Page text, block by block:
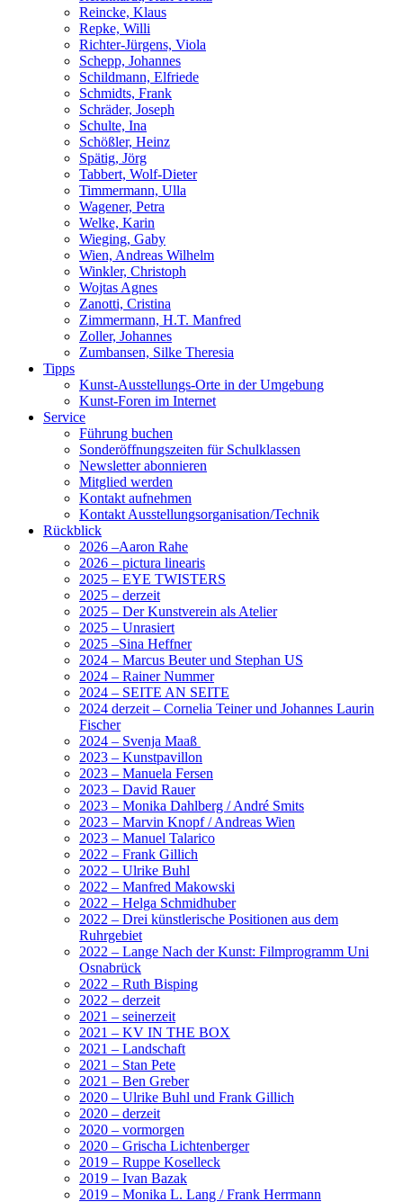
Reincke, Klaus
Repke, Willi
Richter-Jürgens, Viola
Schepp, Johannes
Schildmann, Elfriede
Schmidts, Frank
Schräder, Joseph
Schulte, Ina
Schößler, Heinz
Spätig, Jörg
Tabbert, Wolf-Dieter
Timmermann, Ulla
Wagener, Petra
Welke, Karin
Wieging, Gaby
Wien, Andreas Wilhelm
Winkler, Christoph
Wojtas Agnes
Zanotti, Cristina
Zimmermann, H.T. Manfred
Zoller, Johannes
Zumbansen, Silke Theresia
Tipps
Kunst-Ausstellungs-Orte in der Umgebung
Kunst-Foren im Internet
Service
Führung buchen
Sonderöffnungszeiten für Schulklassen
Newsletter abonnieren
Mitglied werden
Kontakt aufnehmen
Kontakt Ausstellungsorganisation/Technik
Rückblick
2026 –Aaron Rahe
2026 – pictura linearis
2025 – EYE TWISTERS
2025 – derzeit
2025 – Der Kunstverein als Atelier
2025 – Unrasiert
2025 –Sina Heffner
2024 – Marcus Beuter und Stephan US
2024 – Rainer Nummer
2024 – SEITE AN SEITE
2024 derzeit – Cornelia Teiner und Johannes Laurin
Fischer
2024 – Svenja Maaß
2023 – Kunstpavillon
2023 – Manuela Fersen
2023 – David Rauer
2023 – Monika Dahlberg / André Smits
2023 – Marvin Knopf / Andreas Wien
2023 – Manuel Talarico
2022 – Frank Gillich
2022 – Ulrike Buhl
2022 – Manfred Makowski
2022 – Helga Schmidhuber
2022 – Drei künstlerische Positionen aus dem
Ruhrgebiet
2022 – Lange Nach der Kunst: Filmprogramm Uni
Osnabrück
2022 – Ruth Bisping
2022 – derzeit
2021 – seinerzeit
2021 – KV IN THE BOX
2021 – Landschaft
2021 – Stan Pete
2021 – Ben Greber
2020 – Ulrike Buhl und Frank Gillich
2020 – derzeit
2020 – vormorgen
2020 – Grischa Lichtenberger
2019 – Ruppe Koselleck
2019 – Ivan Bazak
2019 – Monika L. Lang / Frank Herrmann